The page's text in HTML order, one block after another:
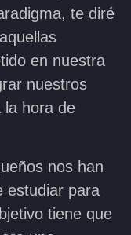
te diré
en nuestra
nuestros
la hora de
nos han
estudiar para
tiene que